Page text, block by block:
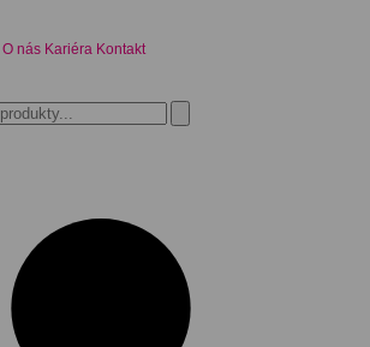
O nás Kariéra Kontakt